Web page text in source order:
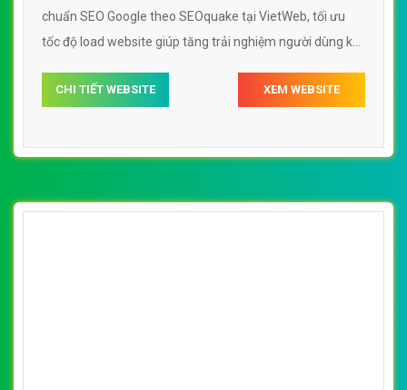
chuẩn SEO Google theo SEOquake tại VietWeb, tối ưu
tốc độ load website giúp tăng trải nghiệm người dùng khi
CHI TIẾT WEBSITE XEM WEBSITE